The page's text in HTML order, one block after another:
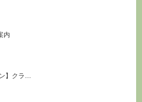
内
】クラ…